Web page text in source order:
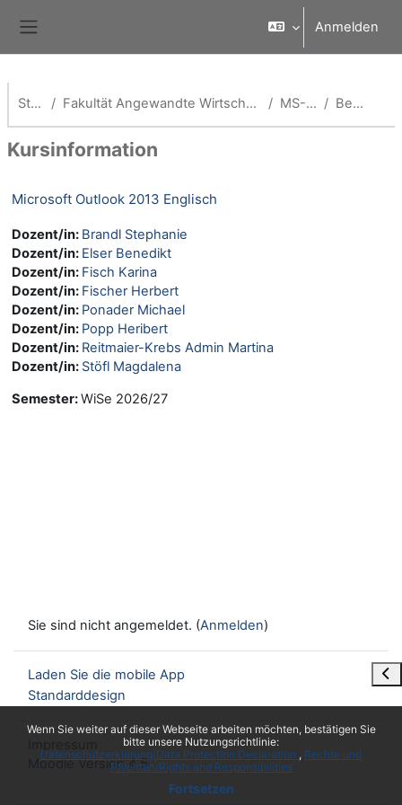
Wenn Sie weiter auf dieser Webseite arbeiten möchten, bestätigen Sie
bitte unsere Nutzungsrichtlinie:
Datenschutzerklärung/Data Protection Declaration
Rechte und
Pflichten/Rights and Responsibilities
Fortsetzen
Anmelden
Startseite Fakultät Angewandte Wirtschaftswissenschaften (School of Management) MS-Office-WBT Beschreibung
Kursinformation
Microsoft Outlook 2013 Englisch
Dozent/in: Brandl Stephanie
Dozent/in: Elser Benedikt
Dozent/in: Fisch Karina
Dozent/in: Fischer Herbert
Dozent/in: Ponader Michael
Dozent/in: Popp Heribert
Dozent/in: Reitmaier-Krebs Admin Martina
Dozent/in: Stöfl Magdalena
Semester:WiSe 2026/27
Sie sind nicht angemeldet. (Anmelden)
Laden Sie die mobile App
Standarddesign
Moodle Version 4.5